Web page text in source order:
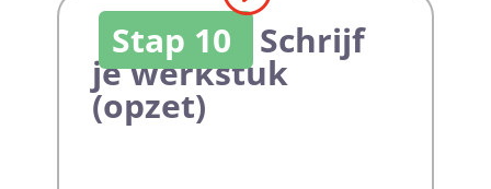
Stap 10 Schrijf
je werkstuk
(opzet)